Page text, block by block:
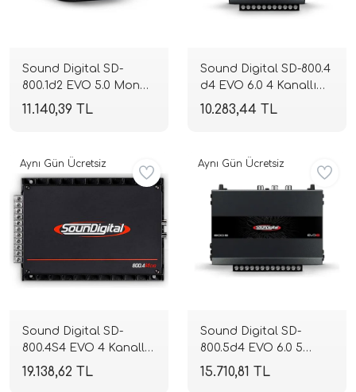
Sound Digital SD-
800.1d2 EVO 5.0 Mono
Blok Full Range
Amplifikatör | 1 Ohm
11.140,39 TL
Sound Digital SD-800.4
d4 EVO 6.0 4 Kanallı
Full Range Amplifikatör
| 4 Ohm 4x132W RMS |
10.283,44 TL
Sound Digital SD-
800.4S4 EVO 4 Kanallı
Full Range Amplifikatör
| 2 Ohm 4x200W RMS |
19.138,62 TL
Aynı Gün Ücretsiz
Sound Digital SD-
800.5d4 EVO 6.0 5
Kanallı Hibrit
Amplifikatör | 4x100W +
15.710,81 TL
Aynı Gün Ücretsiz